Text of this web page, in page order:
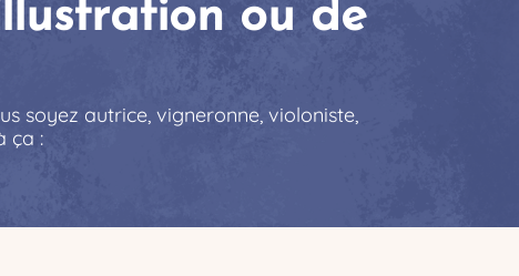
ou de
soyez autrice, vigneronne, violoniste,
ça :